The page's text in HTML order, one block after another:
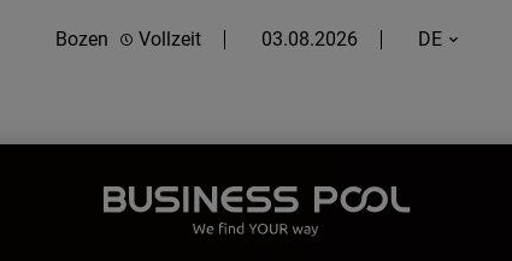
Bozen Vollzeit 03.08.2026 DE